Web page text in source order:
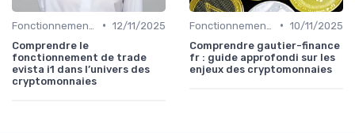
• 12/11/2025
Comprendre le
fonctionnement de trade
evista i1 dans l’univers des
cryptomonnaies
• 10/11/2025
Comprendre gautier-finance
fr : guide approfondi sur les
enjeux des cryptomonnaies